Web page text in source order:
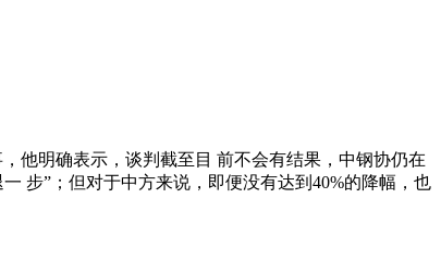
他明确表示，谈判截至目 前不会有结果，中钢协仍在
步”；但对于中方来说，即便没有达到40%的降幅，也